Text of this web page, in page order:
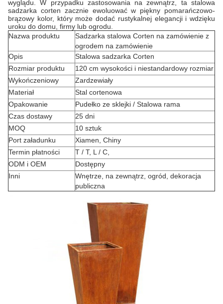
wyglądu. W przypadku zastosowania na zewnątrz, ta stalowa
sadzarka corten zacznie ewoluować w piękny pomarańczowo-
brązowy kolor, który może dodać rustykalnej elegancji i wdzięku
uroku do domu, firmy lub ogrodu.
Nazwa produktu
Sadzarka stalowa Corten na zamówienie z
ogrodem na zamówienie
Opis
Stalowa sadzarka Corten
Rozmiar produktu
120 cm wysokości i niestandardowy rozmiar
Wykończeniowy
Zardzewiały
Materiał
Stal cortenowa
Opakowanie
Pudełko ze sklejki / Stalowa rama
Czas dostawy
25 dni
MOQ
10 sztuk
Port załadunku
Xiamen, Chiny
Termin płatności
T / T, L / C,
ODM i OEM
Dostępny
Inni
Wnętrze, na zewnątrz, ogród, dekoracja
publiczna